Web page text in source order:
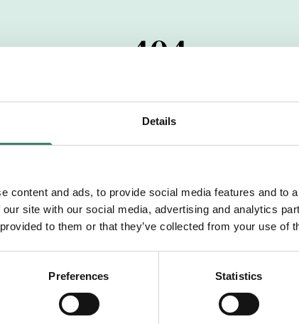
Details
content and ads, to provide social media features and to
site with our social media, advertising and analytics
to them or that they’ve collected from your use of
Preferences Statistics
404
har passerats. Vi uppskattar
dig med mer information om våra aktuella
Tillbaka till Sverek